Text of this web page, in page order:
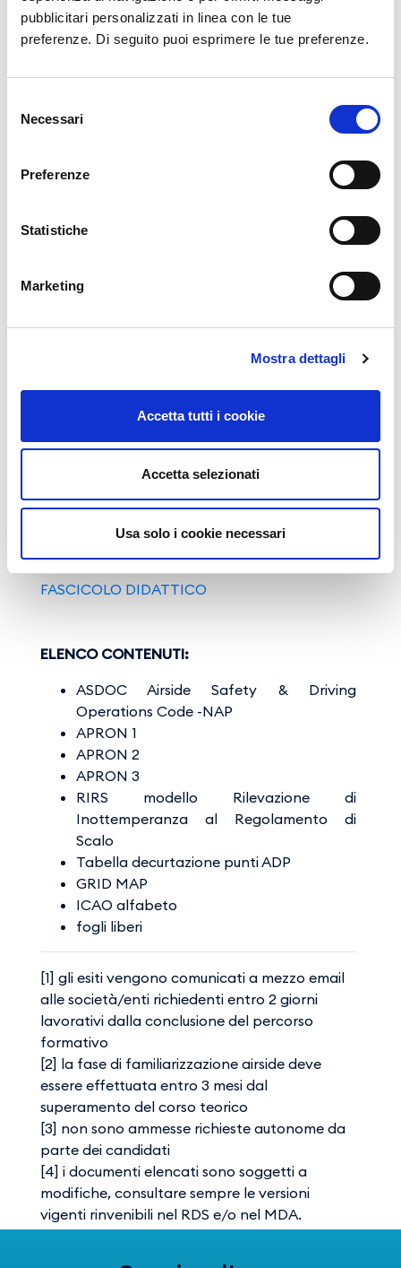
pubblicitari personalizzati in linea con le tue
preferenze. Di seguito puoi esprimere le tue preferenze.
delNecessari
Preferenze
Statistiche
Marketing
Mostra dettagli
Accetta tutti i cookie
Accetta selezionati
Usa solo i cookie necessari
sussistenza e alla validità/vigenza di:
TIA, tesserino di ingresso aeroportuale
le Società/Enti richiedenti emissione di
ilrilascio
prevede la partecipazione
al Recurrent Training da effettuarsi a
ilrinnovoprevede la partecipazione al
dal 46° ed entro il 48° mese dalla data di
rilascio.
FASCICOLO DIDATTICO
ELENCO CONTENUTI:
ASDOC Airside Safety & Driving
Operations Code -NAP
APRON 1
APRON 2
APRON 3
RIRS modello Rilevazione di
Inottemperanza al Regolamento di
Scalo
Tabella decurtazione punti ADP
GRID MAP
ICAO alfabeto
fogli liberi​​​​
[1] gli esiti vengono comunicati a mezzo email
alle società/enti richiedenti entro 2 giorni
lavorativi dalla conclusione del percorso
formativo
[2] la fase di familiarizzazione airside deve
essere effettuata entro 3 mesi dal
superamento del corso teorico
[3] non sono ammesse richieste autonome da
parte dei candidati
[4] i documenti elencati sono soggetti a
modifiche, consultare sempre le versioni
vigenti rinvenibili nel RDS e/o nel MDA.